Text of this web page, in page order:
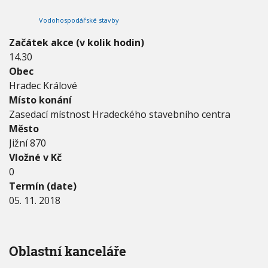
E
8
-
0
5
.
1
1
.
2
0
1
8
Vodohospodářské stavby
Začátek akce (v kolik hodin)
14.30
Obec
Hradec Králové
Místo konání
Zasedací místnost Hradeckého stavebního centra
Město
Jižní 870
Vložné v Kč
0
Termín (date)
05. 11. 2018
Oblastní kanceláře